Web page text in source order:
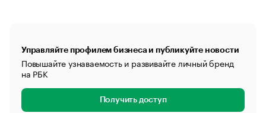
Управляйте профилем бизнеса и публикуйте новости
Повышайте узнаваемость и развивайте личный бренд
на РБК
Получить доступ